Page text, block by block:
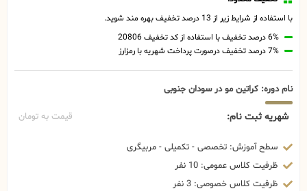
با استفاده از شرایط زیر از 13 درصد تخفیف بهره مند شوید.
6% درصد تخفیف با استفاده از کد تخفیف 20806
7% درصد تخفیف درصورت پرداخت شهریه با رمزارز
نام دوره: کراتین مو در سودان جنوبی
شهریه ثبت نام: قیمت به تومان
سطح آموزش: تخصصی - تکمیلی - مربیگری
ظرفیت کلاس عمومی: 10 نفر
ظرفیت کلاس خصوصی: 3 نفر